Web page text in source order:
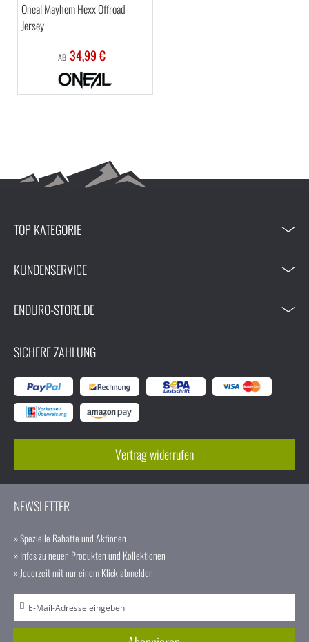
Oneal Mayhem Hexx Offroad
Jersey
AB 34,99 €
TOP KATEGORIE
KUNDENSERVICE
ENDURO-STORE.DE
SICHERE ZAHLUNG
Vertrag widerrufen
NEWSLETTER
» Spezielle Rabatte und Aktionen
» Infos zu neuen Produkten und Kollektionen
» Jederzeit mit nur einem Klick abmelden
m